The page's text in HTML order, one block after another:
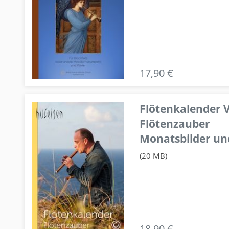
17,90 €
Flötenkalender
Flötenzauber
Monatsbilder
(20 MB)